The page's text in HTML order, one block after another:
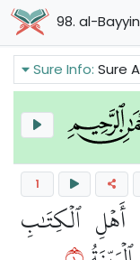
98. al-
Sure Info:Sure Al-Bayyinah vom Heiligen
1
ٱلۡكِتَٰبِ